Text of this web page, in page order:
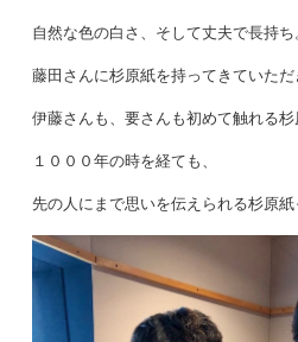
自然な色の白さ、そして丈夫で長持ち
藤田さんに杉原紙を持ってきていただ
伊藤さんも、要さんも初めて触れる杉
１０００年の時を経ても、
先の人にまで思いを伝えられる杉原紙